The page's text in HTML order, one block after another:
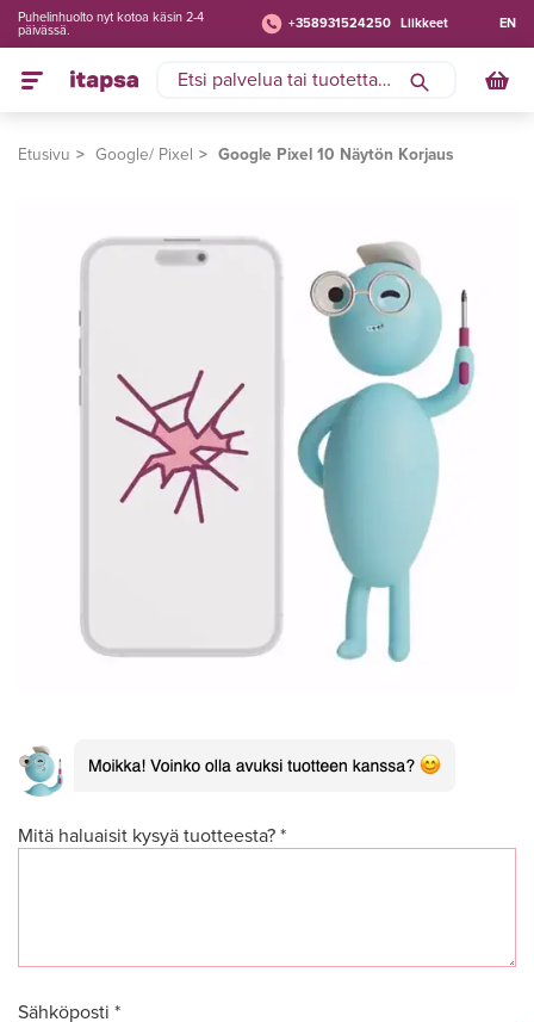
+358931524250 Liikkeet
Puhelinhuolto nyt kotoa käsin 2-4
päivässä.
EN
Etusivu Google/ Pixel Google Pixel 10 Näytön Korjaus
Mitä haluaisit kysyä tuotteesta? *
Sähköposti *